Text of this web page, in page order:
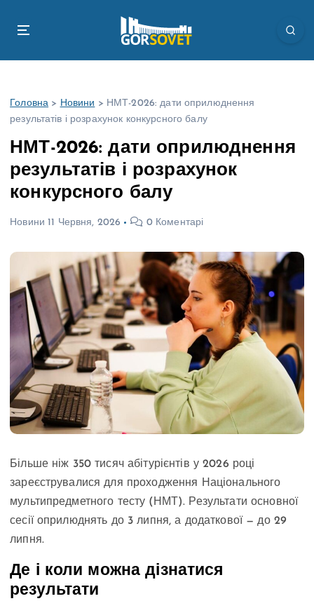
Головна > Новини > НМТ-2026: дати оприлюднення
результатів і розрахунок конкурсного балу
НМТ-2026: дати оприлюднення
результатів і розрахунок
конкурсного балу
Новини 11 Червня, 2026 0 Коментарі
Більше ніж 350 тисяч абітурієнтів у 2026 році
зареєструвалися для проходження Національного
мультипредметного тесту (НМТ). Результати основної
сесії оприлюднять до 3 липня, а додаткової — до 29
липня.
Де і коли можна дізнатися
результати